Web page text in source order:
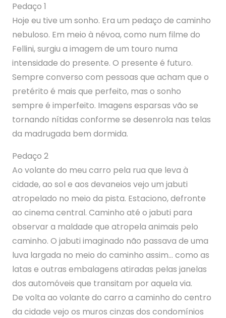
Pedaço 1
Hoje eu tive um sonho. Era um pedaço de caminho
nebuloso. Em meio à névoa, como num filme do
Fellini, surgiu a imagem de um touro numa
intensidade do presente. O presente é futuro.
Sempre converso com pessoas que acham que o
pretérito é mais que perfeito, mas o sonho
sempre é imperfeito. Imagens esparsas vão se
tornando nítidas conforme se desenrola nas telas
da madrugada bem dormida.
Pedaço 2
Ao volante do meu carro pela rua que leva à
cidade, ao sol e aos devaneios vejo um jabuti
atropelado no meio da pista. Estaciono, defronte
ao cinema central. Caminho até o jabuti para
observar a maldade que atropela animais pelo
caminho. O jabuti imaginado não passava de uma
luva largada no meio do caminho assim… como as
latas e outras embalagens atiradas pelas janelas
dos automóveis que transitam por aquela via.
De volta ao volante do carro a caminho do centro
da cidade vejo os muros cinzas dos condomínios